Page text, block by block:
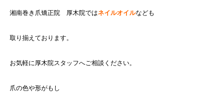
湘南巻き爪矯正院 厚木院ではネイルオイルなども
取り揃えております。
お気軽に厚木院スタッフへご相談ください。
爪の色や形がもし